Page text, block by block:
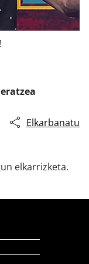
Elkarbanatu
elkarrizketa.